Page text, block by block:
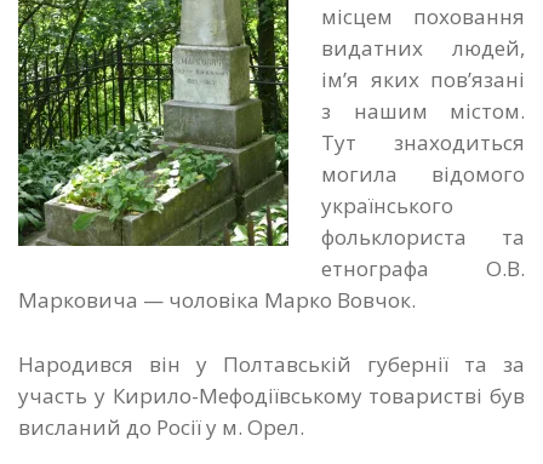
місцем поховання
видатних людей,
ім’я яких пов’язані
з нашим містом.
Тут знаходиться
могила відомого
українського
фольклориста та
етнографа О.В.
Марковича — чоловіка Марко Вовчок.
Народився він у Полтавській губернії та за
участь у Кирило-Мефодіївському товаристві був
висланий до Росії у м. Орел.